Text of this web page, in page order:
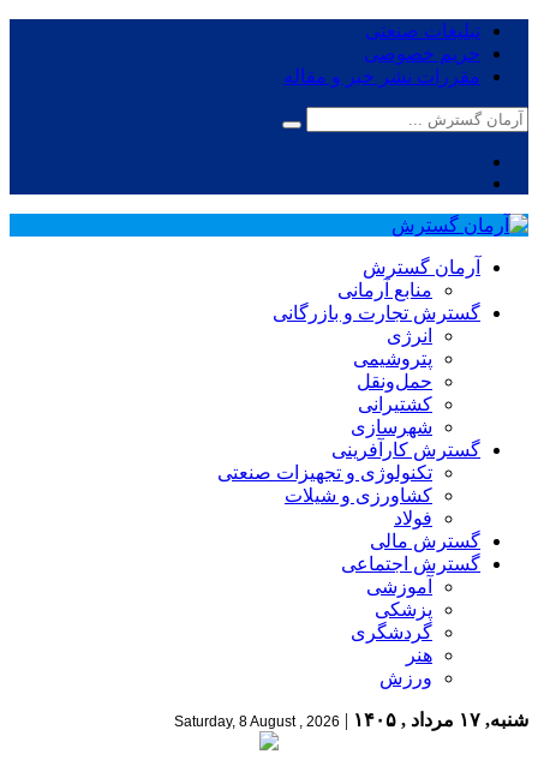
تبلیغات صنعتی
حریم خصوصی
مقررات نشر خبر و مقاله
آرمان گسترش
منابع آرمانی
گسترش تجارت و بازرگانی
انرژی
پتروشیمی
حمل‌و‌نقل
کشتیرانی
شهرسازی
گسترش کارآفرینی
تکنولوژی و تجهیزات صنعتی
کشاورزی و شیلات
فولاد
گسترش مالی
گسترش اجتماعی
آموزشی
پزشکی
گردشگری
هنر
ورزش
شنبه, ۱۷ مرداد , ۱۴۰۵ |
Saturday, 8 August , 2026